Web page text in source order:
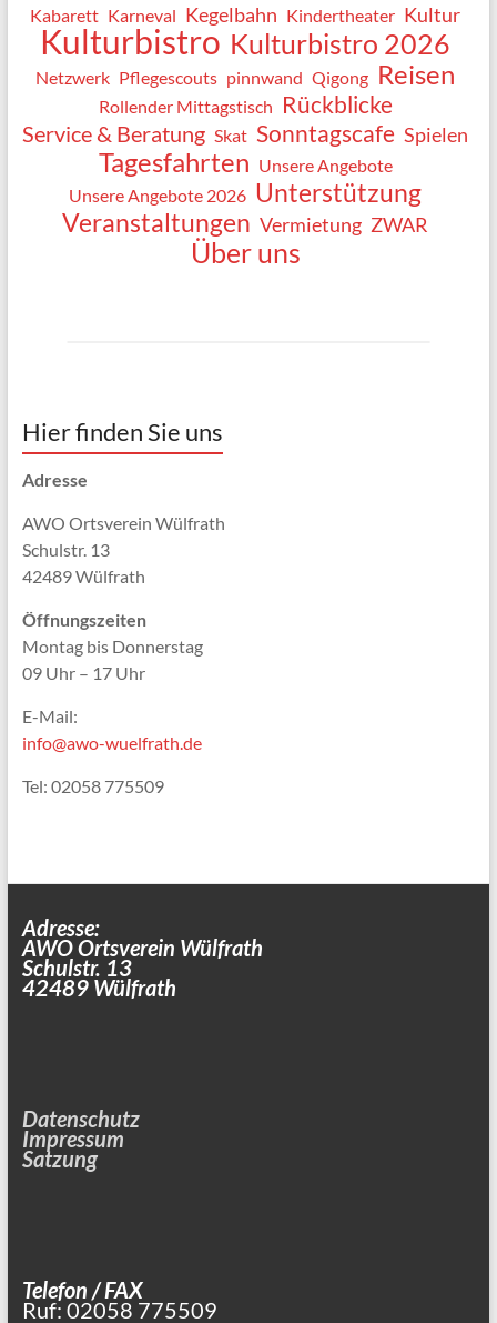
Kabarett Karneval Kegelbahn Kindertheater Kultur
Kulturbistro Kulturbistro 2026
Netzwerk Pflegescouts pinnwand Qigong Reisen
Rollender Mittagstisch Rückblicke
Service & Beratung Skat Sonntagscafe Spielen
Tagesfahrten Unsere Angebote
Unsere Angebote 2026 Unterstützung
Veranstaltungen Vermietung ZWAR
Über uns
Hier finden Sie uns
Adresse
AWO Ortsverein Wülfrath
Schulstr. 13
42489 Wülfrath
Öffnungszeiten
Montag bis Donnerstag
09 Uhr – 17 Uhr
E-Mail:
info@awo-wuelfrath.de
Tel: 02058 775509
Adresse:
AWO Ortsverein Wülfrath
Schulstr. 13
42489 Wülfrath
Datenschutz
Impressum
Satzung
Telefon / FAX
Ruf: 02058 775509